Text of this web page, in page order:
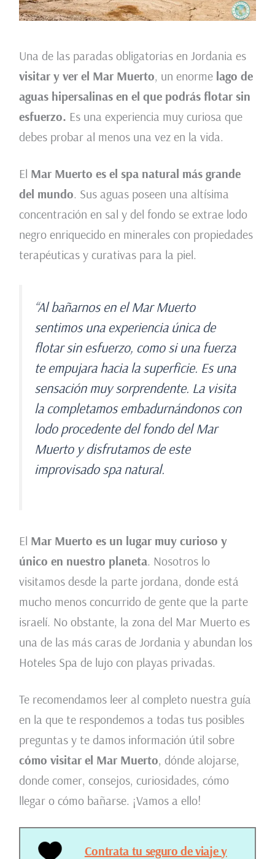
Una de las paradas obligatorias en Jordania es
visitar y ver el Mar Muerto, un enorme lago de
aguas hipersalinas en el que podrás flotar sin
esfuerzo. Es una experiencia muy curiosa que
debes probar al menos una vez en la vida.
El Mar Muerto es el spa natural más grande
del mundo. Sus aguas poseen una altísima
concentración en sal y del fondo se extrae lodo
negro enriquecido en minerales con propiedades
terapéuticas y curativas para la piel.
“Al bañarnos en el Mar Muerto
sentimos una experiencia única de
flotar sin esfuerzo, como si una fuerza
te empujara hacia la superficie. Es una
sensación muy sorprendente. La visita
la completamos embadurnándonos con
lodo procedente del fondo del Mar
Muerto y disfrutamos de este
improvisado spa natural.
El Mar Muerto es un lugar muy curioso y
único en nuestro planeta. Nosotros lo
visitamos desde la parte jordana, donde está
mucho menos concurrido de gente que la parte
israelí. No obstante, la zona del Mar Muerto es
una de las más caras de Jordania y abundan los
Hoteles Spa de lujo con playas privadas.
Te recomendamos leer al completo nuestra guía
en la que te respondemos a todas tus posibles
preguntas y te damos información útil sobre
cómo visitar el Mar Muerto, dónde alojarse,
donde comer, consejos, curiosidades, cómo
llegar o cómo bañarse. ¡Vamos a ello!
Contrata tu seguro de viaje y